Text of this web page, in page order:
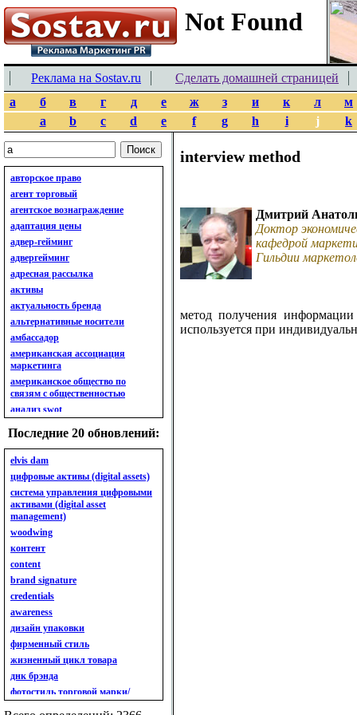
Реклама на Sostav.ru
Сделать домашней страницей
а
б в г д е ж з и к л
м
a
b c d e f g h i j k
авторское право
агент торговый
агентское вознаграждение
адаптация цены
адвер-гейминг
адвергейминг
адресная рассылка
активы
актуальность бренда
альтернативные носители
амбассадор
американская ассоциация
маркетинга
американское общество по
связям с общественностью
анализ swot
анализ бизнес-портфеля
анализ имиджа
анализ кластерный
анализ конкурентов
анализ кросс-культурных
особенностей
анализ мак кинси «7s»
анализ макросистемы
анализ маркетинговый
анализ рынка
анализ ситуационный
анализ экспертный
индивидуальный
анкета
ассортимент
ассортимент товарный.
планирование товарного
ассортимента
ассортимент. глубина
Последние 20 обновлений:
elvis dam
цифровые активы (digital assets)
система управления цифровыми
активами (digital asset
management)
woodwing
контент
content
brand signature
credentials
awareness
дизайн упаковки
фирменный стиль
жизненный цикл товара
днк брэнда
фотостиль торговой марки/
линейки продукции
interview method
Дмитрий
Доктор
кафедрой
Гильдии
метод получения
используется при